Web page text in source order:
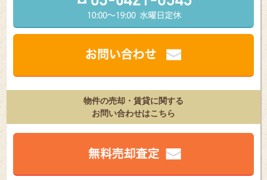
物件の売却・賃貸に関する
お問い合わせはこちら